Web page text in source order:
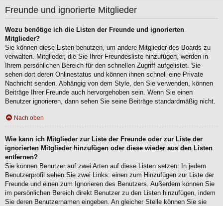
Freunde und ignorierte Mitglieder
Wozu benötige ich die Listen der Freunde und ignorierten
Mitglieder?
Sie können diese Listen benutzen, um andere Mitglieder des Boards zu
verwalten. Mitglieder, die Sie Ihrer Freundesliste hinzufügen, werden in
Ihrem persönlichen Bereich für den schnellen Zugriff aufgelistet. Sie
sehen dort deren Onlinestatus und können ihnen schnell eine Private
Nachricht senden. Abhängig von dem Style, den Sie verwenden, können
Beiträge Ihrer Freunde auch hervorgehoben sein. Wenn Sie einen
Benutzer ignorieren, dann sehen Sie seine Beiträge standardmäßig nicht.
Nach oben
Wie kann ich Mitglieder zur Liste der Freunde oder zur Liste der
ignorierten Mitglieder hinzufügen oder diese wieder aus den Listen
entfernen?
Sie können Benutzer auf zwei Arten auf diese Listen setzen: In jedem
Benutzerprofil sehen Sie zwei Links: einen zum Hinzufügen zur Liste der
Freunde und einen zum Ignorieren des Benutzers. Außerdem können Sie
im persönlichen Bereich direkt Benutzer zu den Listen hinzufügen, indem
Sie deren Benutzernamen eingeben. An gleicher Stelle können Sie sie